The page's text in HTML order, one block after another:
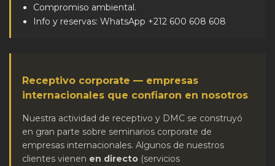
Compromiso ambiental.
Info y reservas: WhatsApp +212 600 608 608
Receptivo corporate — empresas
internacionales que confiaron en nosotros
Nuestra actividad de receptivo y DMC se construyó
en gran parte sobre seminarios corporate de
empresas internacionales. Algunos de nuestros
clientes vienen en directo (servicios